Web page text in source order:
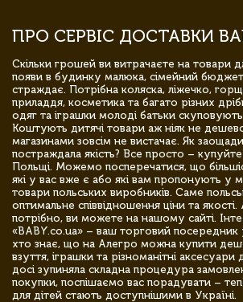
ПРО СЕРВІС ДОСТАВКИ
Скільки грошей ви витрачаєте на товари
появи в будинку малюка, сімейний бюджет
страждає. Потрібна коляска, ліжечко,
приладдя, косметика та багато різних
одяг та іграшки молоді батьки
Коштують дитячі товари аж ніяк не
магазинами зовсім не вистачає. Як
постраждала якість? Все просто –
Польщі. Можемо посперечатися, що
які у вас вже є або які вам пропонують у
товари польських виробників. Саме
оптимальне співвідношення ціни та
потрібно, ви можете на нашому сайті.
«BABY.co.ua» – ваш торговий посередник
хто знає, що на Алегро можна купити
взуття, іграшки та різноманітні
досі зупиняла складна процедура
покупки, поспішаємо вас порадувати –
для дітей стають доступнішими в Україні.